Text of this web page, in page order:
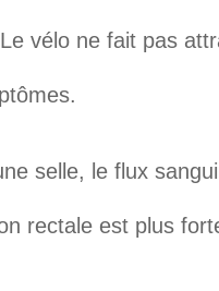
vélo ne fait pas
selle, le flux
rectale est plus